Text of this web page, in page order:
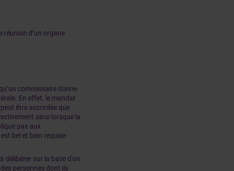
d’un organe
commissaire donne
En effet, le mandat
être accordée que
ainsi lorsque la
pas aux
bel et bien requise.
délibérer sur la base d'un
personnes dont ils